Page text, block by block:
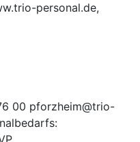
personal.de,
00 pforzheim@trio-